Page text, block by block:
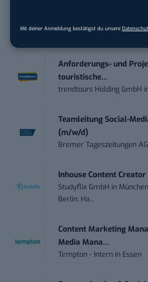
Mit deiner Anmeldung bestätigst du unsere
moveUP Media GmbHin
Anforderungs- und
touristische...
trendtours Holding GmbH
Teamleitung Social-
(m/w/d)
Bremer Tageszeitungen AG
Inhouse Content
Studyflix GmbH in
Berlin, Ha...
Content Marketing
Media Mana...
Tempton - Intern in Essen